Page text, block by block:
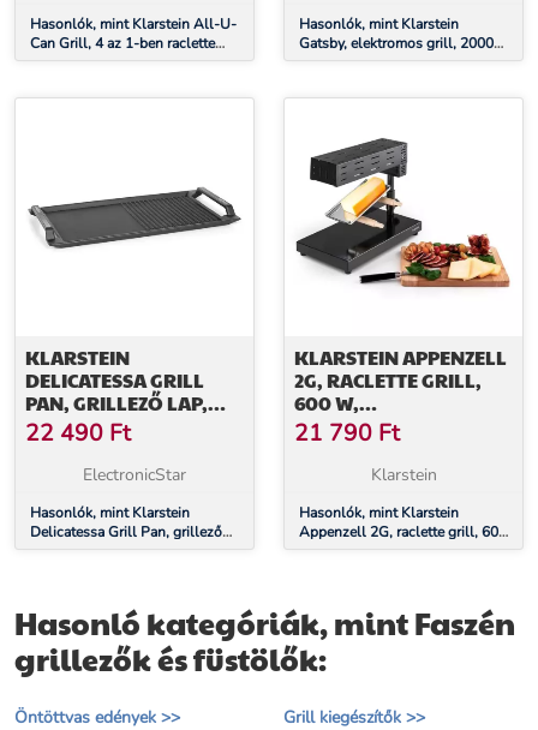
Hasonlók, mint Klarstein All-U-
Can Grill, 4 az 1-ben raclette
grill, 1500 W, 8 személyre,
Hasonlók, mint Klarstein
Gatsby, elektromos grill, 2000
W, tapadásmentes felület,
KLARSTEIN
DELICATESSA GRILL
PAN, GRILLEZŐ LAP,
INDUKCIÓS FŐZŐLAP
TARTOZÉK, FEKETE
22 490 Ft
ElectronicStar
Hasonlók, mint Klarstein
Delicatessa Grill Pan, grillező
lap, indukciós főzőlap tartozék,
KLARSTEIN APPENZELL
2G, RACLETTE GRILL,
600 W,
HAGYOMÁNYOS,
FEKETE
21 790 Ft
Klarstein
Hasonlók, mint Klarstein
Appenzell 2G, raclette grill, 600
W, hagyományos, fekete
Hasonló kategóriák, mint Faszén
grillezők és füstölők:
Öntöttvas edények >> Grill kiegészítők >>